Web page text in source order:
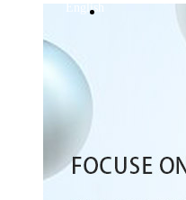
English